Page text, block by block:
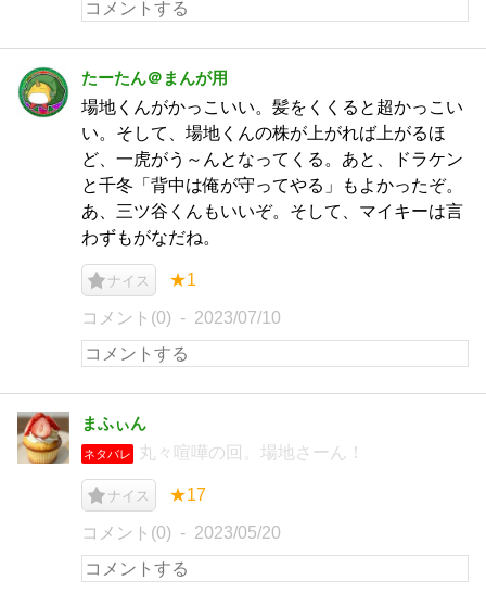
たーたん＠まんが用
場地くんがかっこいい。髪をくくると超かっこい
い。そして、場地くんの株が上がれば上がるほ
ど、一虎がう～んとなってくる。あと、ドラケン
と千冬「背中は俺が守ってやる」もよかったぞ。
あ、三ツ谷くんもいいぞ。そして、マイキーは言
わずもがなだね。
ナイス ★1
コメント(0) 2023/07/10
まふぃん
ネタバレ 丸々喧嘩の回。場地さーん！
ナイス ★17
コメント(0) 2023/05/20